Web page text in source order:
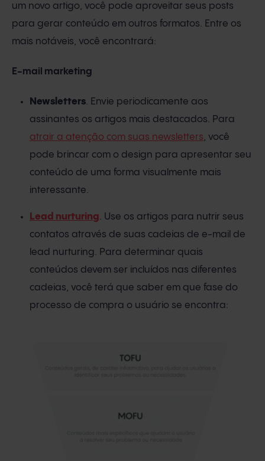
um novo artigo, você pode aproveitar seus posts
para gerar conteúdo em outros formatos. Entre os
mais notáveis, você encontrará:
E-mail marketing
Newsletters. Envie periodicamente aos
assinantes os artigos mais destacados. Para
atrair a atenção com suas newsletters, você
pode brincar com o design para apresentar seu
conteúdo de uma forma visualmente mais
interessante.
Lead nurturing. Use os artigos para nutrir seus
contatos através de suas cadeias de e-mail de
lead nurturing. Para determinar quais
conteúdos devem ser incluídos nas diferentes
cadeias, você terá que saber em que fase do
processo de compra o usuário se encontra: